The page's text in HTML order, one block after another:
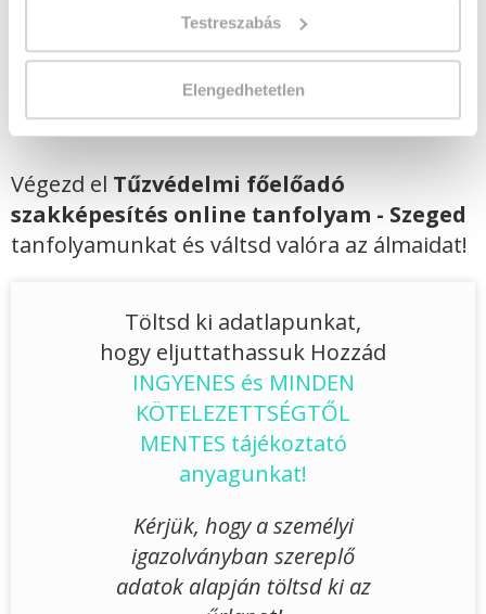
Testreszabás
Elengedhetetlen
Lehet még jelentkezni?
Végezd el Tűzvédelmi főelőadó
szakképesítés online tanfolyam - Szeged
tanfolyamunkat és váltsd valóra az álmaidat!
Töltsd ki adatlapunkat,
hogy eljuttathassuk Hozzád
INGYENES és MINDEN
KÖTELEZETTSÉGTŐL
MENTES tájékoztató
anyagunkat!
Kérjük, hogy a személyi
igazolványban szereplő
adatok alapján töltsd ki az